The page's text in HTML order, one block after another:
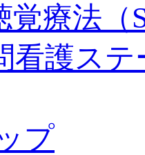
覚療法（
看護ス
プ